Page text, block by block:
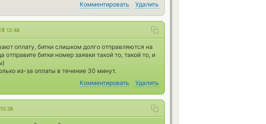
Комментировать Удалить
12:48
оплату, битки слишком долго отправляются на
битки номер заявки такой то, такой то, и
из-за оплаты в течение 30 минут.
Комментировать Удалить
10:38